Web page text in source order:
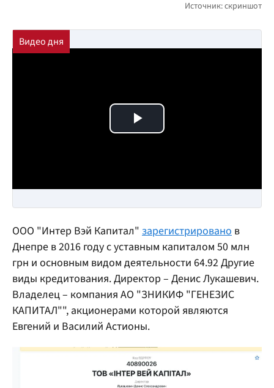
Play Video
ООО "Интер Вэй Капитал" зарегистрировано в
Днепре в 2016 году с уставным капиталом 50 млн
грн и основным видом деятельности 64.92 Другие
виды кредитования. Директор – Денис Лукашевич.
Владелец – компания АО "ЗНИКИФ "ГЕНЕЗИС
КАПИТАЛ"", акционерами которой являются
Евгений и Василий Астионы.